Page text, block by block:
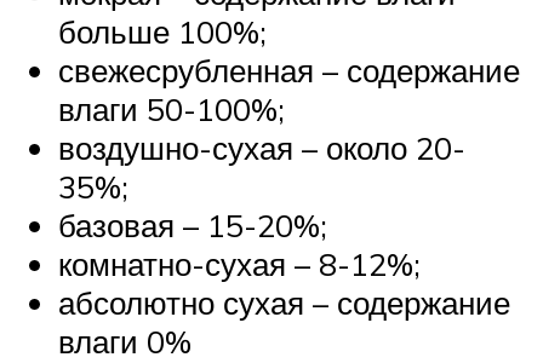
больше 100%;
свежесрубленная – содержание
влаги 50-100%;
воздушно-сухая – около 20-
35%;
базовая – 15-20%;
комнатно-сухая – 8-12%;
абсолютно сухая – содержание
влаги 0%